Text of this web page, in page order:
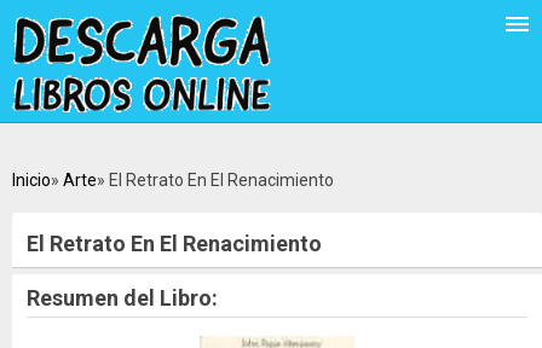
Inicio Arte El Retrato En El Renacimiento
El Retrato En El Renacimiento
Resumen del Libro: